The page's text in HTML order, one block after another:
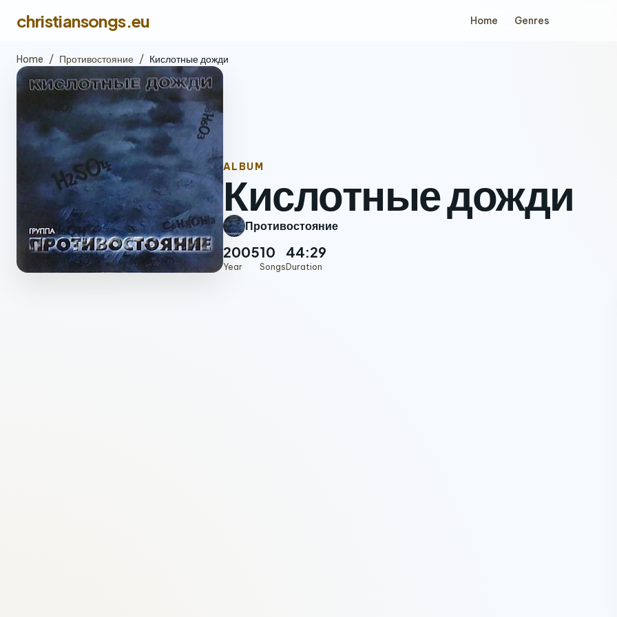
christiansongs.eu Home Genres
Home / Противостояние / Кислотные дожди
ALBUM
Кислотные дожди
Противостояние
2005
Year
10
Songs
44:29
Duration